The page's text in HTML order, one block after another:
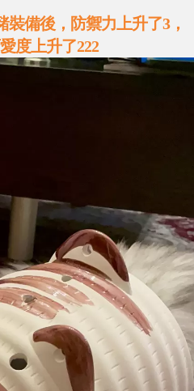
備後，防禦力上升了3，
度上升了222